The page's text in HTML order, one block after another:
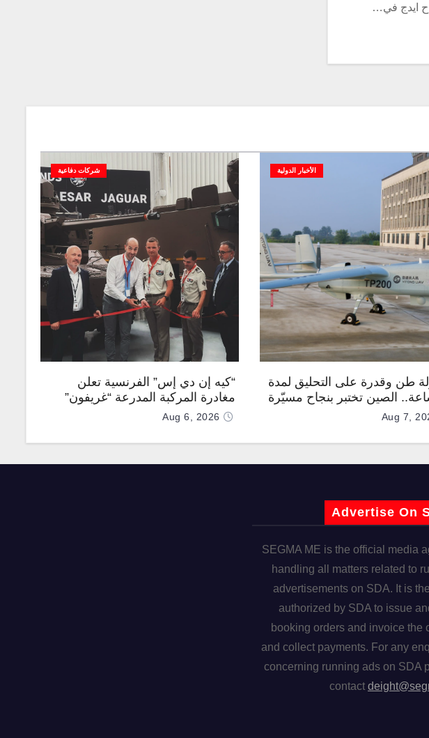
ايدج في…
الأخبار الدولية
طن وقدرة على التحليق لمدة
ساعة.. الصين تختبر بنجاح مسيّرة
Aug 7,
شركات دفاعية
“كيه إن دي إس” الفرنسية تعلن
مغادرة المركبة المدرعة “غريفون”
رقم 1000 لخط الإنتاجAug 6, 2026
Advertise On
SEGMA ME is the official media
handling all matters related to
advertisements on SDA. It is
authorized by SDA to issue
booking orders and invoice the
and collect payments. For any
concerning running ads on SDA
contact